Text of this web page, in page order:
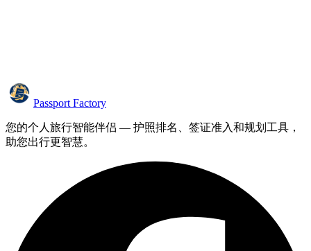
Passport Factory
您的个人旅行智能伴侣 — 护照排名、签证准入和规划工具，
助您出行更智慧。